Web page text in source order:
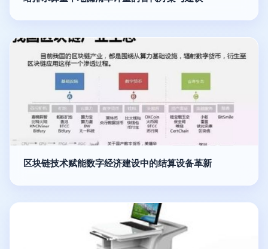
区块链技术赋能数字经济建设中的结算设备革新